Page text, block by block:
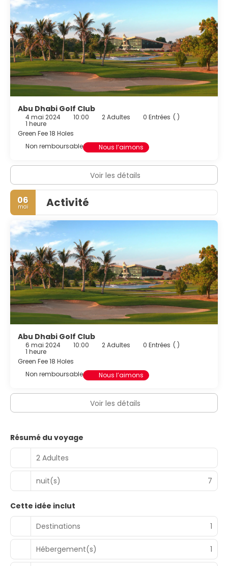
limousines/berlines et un service d'arrivée express. Si vous
devez organiser une réunion à Abu Dhabi, faites
confiance à cet hôtel qui dispose d'espaces événements
mesurant 600 mètres carrés et comprenant un espace
de conférence et 7 des salles de réunion. Un parking
gratuit est disponible dans l'enceinte de l'hébergement.
Abu Dhabi Golf Club
4 mai 2024 10:00 2 Adultes 0 Entrées ( )
1 heure
Green Fee 18 Holes
Non remboursable
Nous l’aimons
Voir les détails
06
mai Activité
Abu Dhabi Golf Club
6 mai 2024 10:00 2 Adultes 0 Entrées ( )
1 heure
Green Fee 18 Holes
Non remboursable
Nous l’aimons
Voir les détails
Résumé du voyage
2 Adultes
nuit(s) 7
Cette idée inclut
Destinations
1
Hébergement(s) 1